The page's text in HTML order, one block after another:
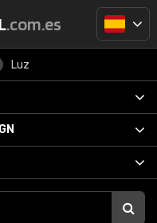
.com.es
Luz